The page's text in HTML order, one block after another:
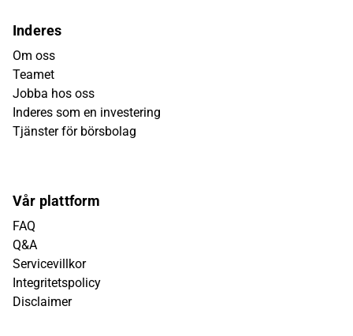
Inderes
Om oss
Teamet
Jobba hos oss
Inderes som en investering
Tjänster för börsbolag
Vår plattform
FAQ
Q&A
Servicevillkor
Integritetspolicy
Disclaimer